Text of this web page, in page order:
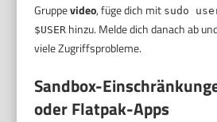
Gruppevideo, füge dich mit sudo
$USER hinzu. Melde dich danach ab
viele Zugriffsprobleme.
Sandbox-
oder Flatpak-Apps